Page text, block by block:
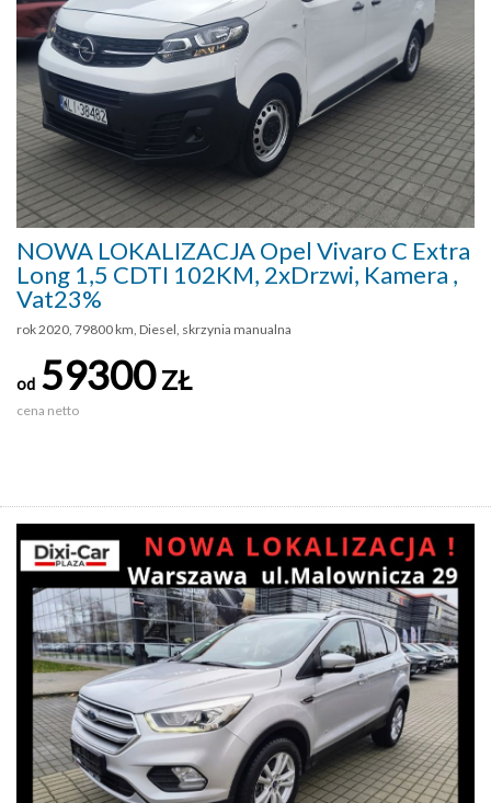
NOWA LOKALIZACJA Opel Vivaro C Extra
Long 1,5 CDTI 102KM, 2xDrzwi, Kamera ,
Vat23%
rok 2020, 79800 km, Diesel, skrzynia manualna
od 59300ZŁ
cena netto